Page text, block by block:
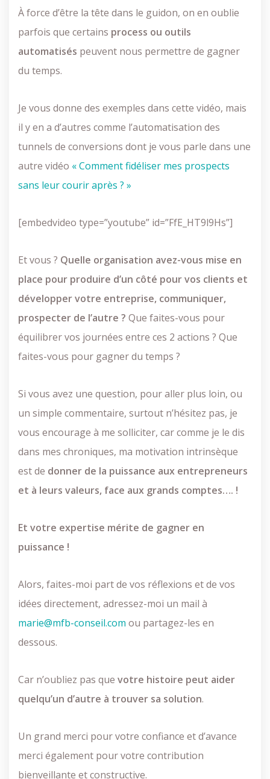
À force d’être la tête dans le guidon, on en oublie
parfois que certains process ou outils
automatisés peuvent nous permettre de gagner
du temps.
Je vous donne des exemples dans cette vidéo, mais
il y en a d’autres comme l’automatisation des
tunnels de conversions dont je vous parle dans une
autre vidéo « Comment fidéliser mes prospects
sans leur courir après ? »
[embedvideo type=”youtube” id=”FfE_HT9l9Hs”]
Et vous ? Quelle organisation avez-vous mise en
place pour produire d’un côté pour vos clients et
développer votre entreprise, communiquer,
prospecter de l’autre ? Que faites-vous pour
équilibrer vos journées entre ces 2 actions ? Que
faites-vous pour gagner du temps ?
Si vous avez une question, pour aller plus loin, ou
un simple commentaire, surtout n’hésitez pas, je
vous encourage à me solliciter, car comme je le dis
dans mes chroniques, ma motivation intrinsèque
est de donner de la puissance aux entrepreneurs
et à leurs valeurs, face aux grands comptes…. !
Et votre expertise mérite de gagner en
puissance !
Alors, faites-moi part de vos réflexions et de vos
idées directement, adressez-moi un mail à
marie@mfb-conseil.com ou partagez-les en
dessous.
Car n’oubliez pas que votre histoire peut aider
quelqu’un d’autre à trouver sa solution.
Un grand merci pour votre confiance et d’avance
merci également pour votre contribution
bienveillante et constructive.